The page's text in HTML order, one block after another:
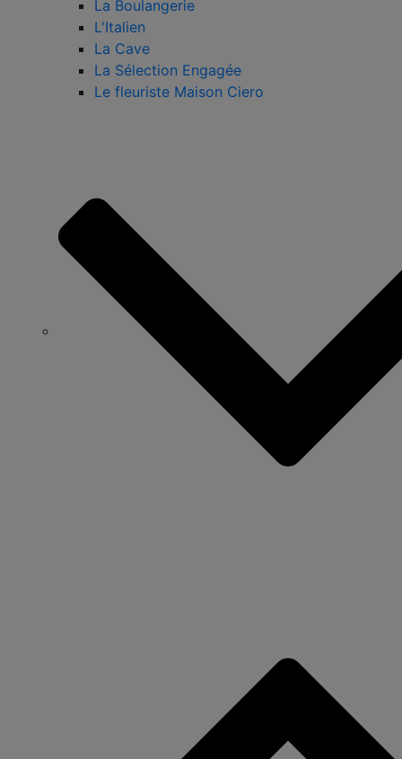
La Boulangerie
L'Italien
La Cave
La Sélection Engagée
Le fleuriste Maison Ciero